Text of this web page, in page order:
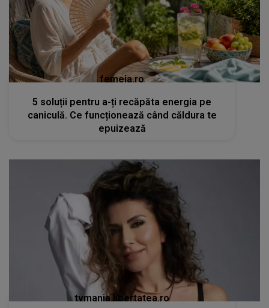
femeia.ro
5 soluții pentru a-ți recăpăta energia pe
caniculă. Ce funcționează când căldura te
epuizează
tvmania.libertatea.ro